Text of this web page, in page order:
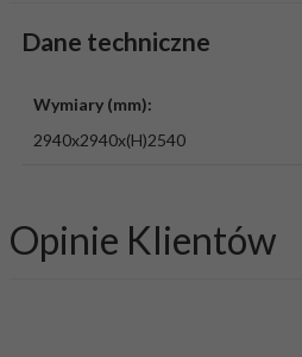
Dane techniczne
Wymiary (mm):
2940x2940x(H)2540
Opinie Klientów